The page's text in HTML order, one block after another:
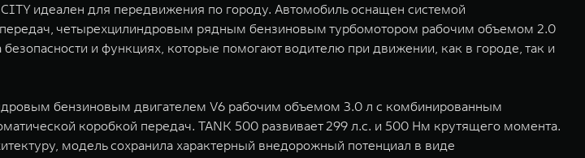
идеален для передвижения по городу. Автомобиль оснащен системой
передач, четырехцилиндровым рядным бензиновым турбомотором рабочим объемом 2.0
и функциях, которые помогают водителю при движении, как в городе, так и
бензиновым двигателем V6 рабочим объемом 3.0 л с комбинированным
коробкой передач. TANK 500 развивает 299 л.с. и 500 Нм крутящего момента.
модель сохранила характерный внедорожный потенциал в виде